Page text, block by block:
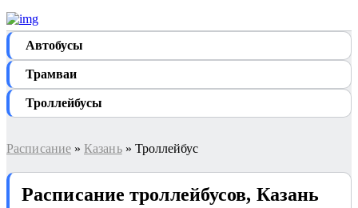
Автобуcы
Трамваи
Троллейбусы
Расписание » Казань» Троллейбус
Расписание троллейбусов, Казань